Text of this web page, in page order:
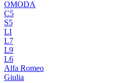
OMODA
C5
S5
LI
L7
L9
L6
Alfa Romeo
Giulia